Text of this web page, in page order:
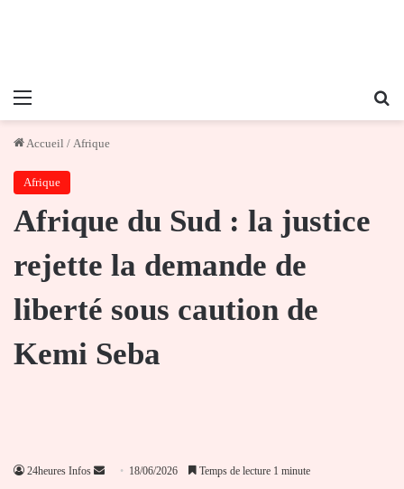
Menu
Accueil / Afrique
Afrique
Afrique du Sud : la justice
rejette la demande de
liberté sous caution de
Kemi Seba
24heures Infos
Envoyer18/06/2026 Temps de lecture 1 minute